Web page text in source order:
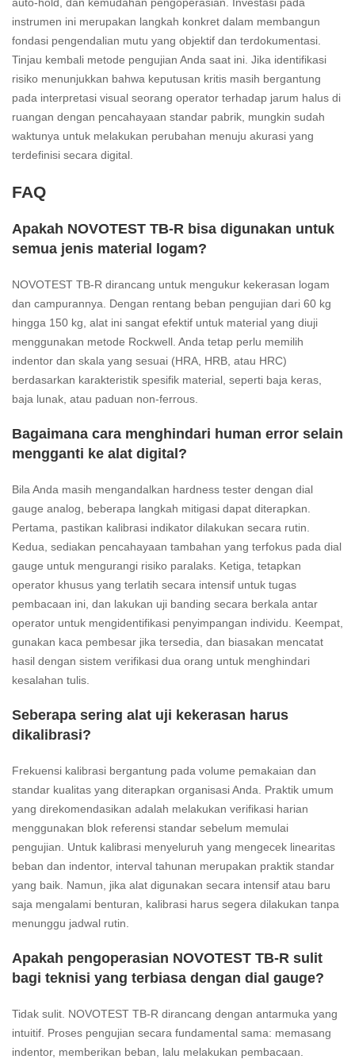
instrumen ini merupakan langkah konkret dalam membangun
fondasi pengendalian mutu yang objektif dan terdokumentasi.
Tinjau kembali metode pengujian Anda saat ini. Jika identifikasi
risiko menunjukkan bahwa keputusan kritis masih bergantung
pada interpretasi visual seorang operator terhadap jarum halus di
ruangan dengan pencahayaan standar pabrik, mungkin sudah
waktunya untuk melakukan perubahan menuju akurasi yang
terdefinisi secara digital.
FAQ
Apakah NOVOTEST TB-R bisa digunakan untuk
semua jenis material logam?
NOVOTEST TB-R dirancang untuk mengukur kekerasan logam
dan campurannya. Dengan rentang beban pengujian dari 60 kg
hingga 150 kg, alat ini sangat efektif untuk material yang diuji
menggunakan metode Rockwell. Anda tetap perlu memilih
indentor dan skala yang sesuai (HRA, HRB, atau HRC)
berdasarkan karakteristik spesifik material, seperti baja keras,
baja lunak, atau paduan non-ferrous.
Bagaimana cara menghindari human error selain
mengganti ke alat digital?
Bila Anda masih mengandalkan hardness tester dengan dial
gauge analog, beberapa langkah mitigasi dapat diterapkan.
Pertama, pastikan kalibrasi indikator dilakukan secara rutin.
Kedua, sediakan pencahayaan tambahan yang terfokus pada dial
gauge untuk mengurangi risiko paralaks. Ketiga, tetapkan
operator khusus yang terlatih secara intensif untuk tugas
pembacaan ini, dan lakukan uji banding secara berkala antar
operator untuk mengidentifikasi penyimpangan individu. Keempat,
gunakan kaca pembesar jika tersedia, dan biasakan mencatat
hasil dengan sistem verifikasi dua orang untuk menghindari
kesalahan tulis.
Seberapa sering alat uji kekerasan harus
dikalibrasi?
Frekuensi kalibrasi bergantung pada volume pemakaian dan
standar kualitas yang diterapkan organisasi Anda. Praktik umum
yang direkomendasikan adalah melakukan verifikasi harian
menggunakan blok referensi standar sebelum memulai
pengujian. Untuk kalibrasi menyeluruh yang mengecek linearitas
beban dan indentor, interval tahunan merupakan praktik standar
yang baik. Namun, jika alat digunakan secara intensif atau baru
saja mengalami benturan, kalibrasi harus segera dilakukan tanpa
menunggu jadwal rutin.
Apakah pengoperasian NOVOTEST TB-R sulit
bagi teknisi yang terbiasa dengan dial gauge?
Tidak sulit. NOVOTEST TB-R dirancang dengan antarmuka yang
intuitif. Proses pengujian secara fundamental sama: memasang
indentor, memberikan beban, lalu melakukan pembacaan.